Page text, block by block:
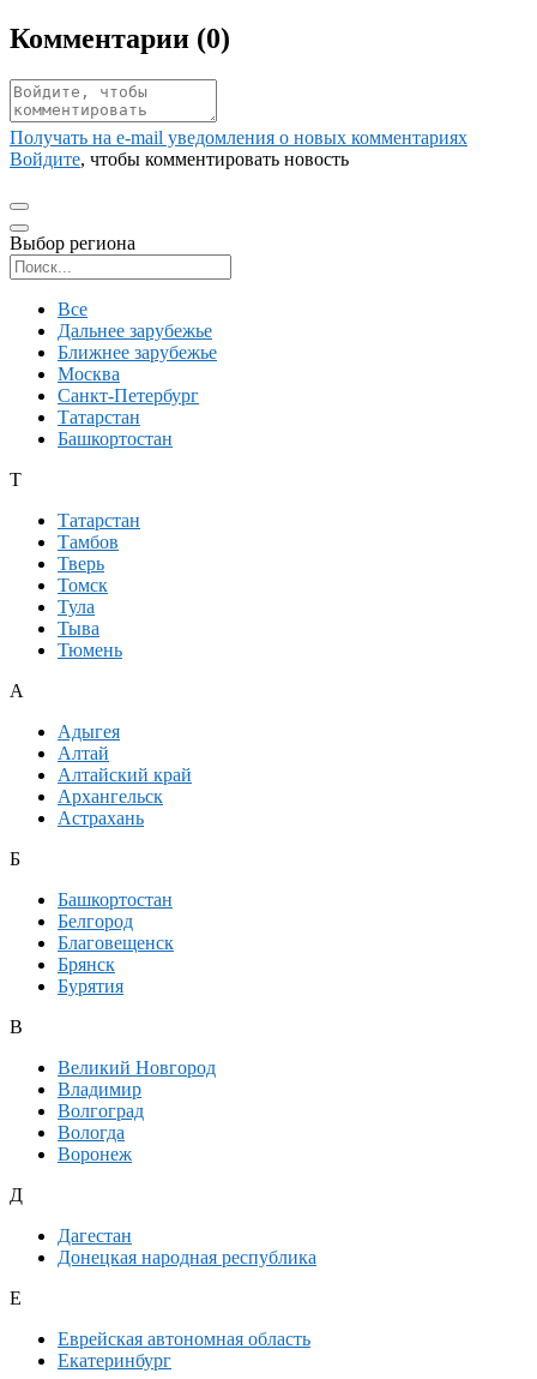
Комментарии (0)
Получать на e‑mail уведомления о новых комментариях
Войдите, чтобы комментировать новость
Выбор региона
Все
Дальнее зарубежье
Ближнее зарубежье
Москва
Санкт-Петербург
Татарстан
Башкортостан
Т
Татарстан
Тамбов
Тверь
Томск
Тула
Тыва
Тюмень
А
Адыгея
Алтай
Алтайский край
Архангельск
Астрахань
Б
Башкортостан
Белгород
Благовещенск
Брянск
Бурятия
В
Великий Новгород
Владимир
Волгоград
Вологда
Воронеж
Д
Дагестан
Донецкая народная республика
Е
Еврейская автономная область
Екатеринбург